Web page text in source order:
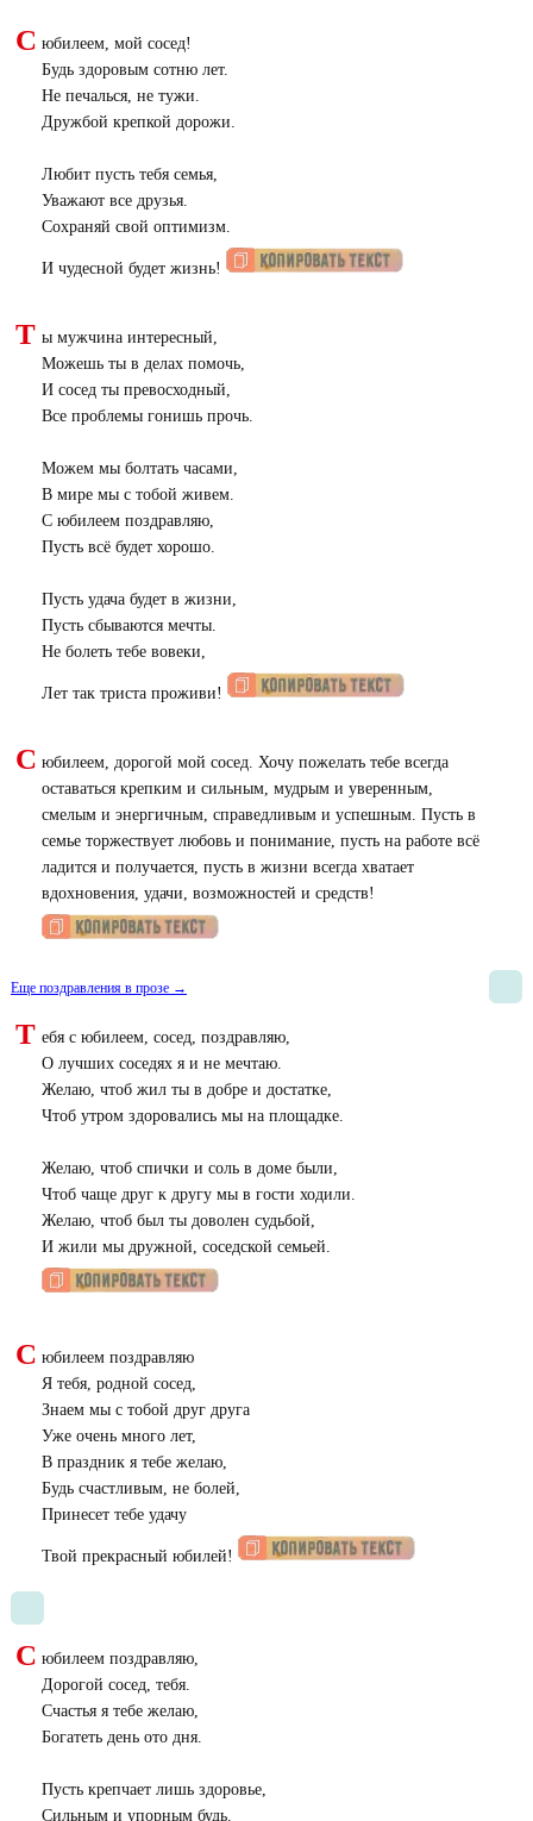
С юбилеем, мой сосед!
Будь здоровым сотню лет.
Не печалься, не тужи.
Дружбой крепкой дорожи.
Любит пусть тебя семья,
Уважают все друзья.
Сохраняй свой оптимизм.
И чудесной будет жизнь!
Т ы мужчина интересный,
Можешь ты в делах помочь,
И сосед ты превосходный,
Все проблемы гонишь прочь.
Можем мы болтать часами,
В мире мы с тобой живем.
С юбилеем поздравляю,
Пусть всё будет хорошо.
Пусть удача будет в жизни,
Пусть сбываются мечты.
Не болеть тебе вовеки,
Лет так триста проживи!
С юбилеем, дорогой мой сосед. Хочу пожелать тебе всегда
оставаться крепким и сильным, мудрым и уверенным,
смелым и энергичным, справедливым и успешным. Пусть в
семье торжествует любовь и понимание, пусть на работе всё
ладится и получается, пусть в жизни всегда хватает
вдохновения, удачи, возможностей и средств!
Еще поздравления в прозе →
Т ебя с юбилеем, сосед, поздравляю,
О лучших соседях я и не мечтаю.
Желаю, чтоб жил ты в добре и достатке,
Чтоб утром здоровались мы на площадке.
Желаю, чтоб спички и соль в доме были,
Чтоб чаще друг к другу мы в гости ходили.
Желаю, чтоб был ты доволен судьбой,
И жили мы дружной, соседской семьей.
С юбилеем поздравляю
Я тебя, родной сосед,
Знаем мы с тобой друг друга
Уже очень много лет,
В праздник я тебе желаю,
Будь счастливым, не болей,
Принесет тебе удачу
Твой прекрасный юбилей!
С юбилеем поздравляю,
Дорогой сосед, тебя.
Счастья я тебе желаю,
Богатеть день ото дня.
Пусть крепчает лишь здоровье,
Сильным и упорным будь.